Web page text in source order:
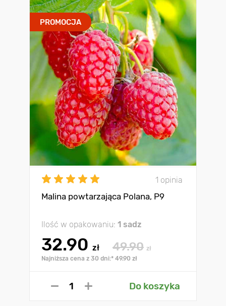
PROMOCJA
1 opinia
Malina powtarzająca Polana, Р9
Ilość w opakowaniu: 1 sadz
32.90 zł 49.90 zł
Najniższa cena z 30 dni:* 49.90 zł
Do koszyka